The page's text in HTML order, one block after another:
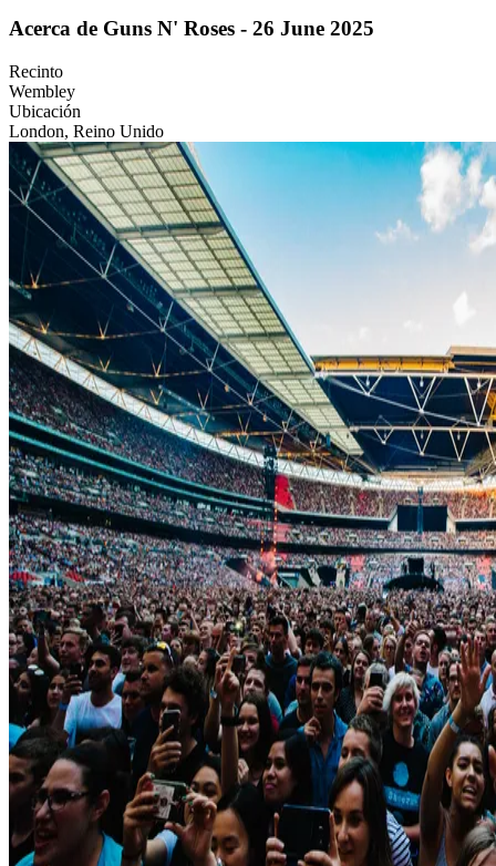
Acerca de Guns N' Roses - 26 June 2025
Recinto
Wembley
Ubicación
London, Reino Unido